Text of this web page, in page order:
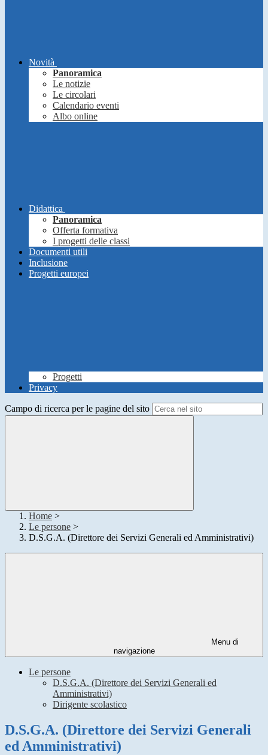
Novità
Panoramica
Le notizie
Le circolari
Calendario eventi
Albo online
Didattica
Panoramica
Offerta formativa
I progetti delle classi
Documenti utili
Inclusione
Progetti europei
Progetti
Privacy
Campo di ricerca per le pagine del sito
Home >
Le persone >
D.S.G.A. (Direttore dei Servizi Generali ed Amministrativi)
Menu di
navigazione
Le persone
D.S.G.A. (Direttore dei Servizi Generali ed
Amministrativi)
Dirigente scolastico
D.S.G.A. (Direttore dei Servizi Generali
ed Amministrativi)